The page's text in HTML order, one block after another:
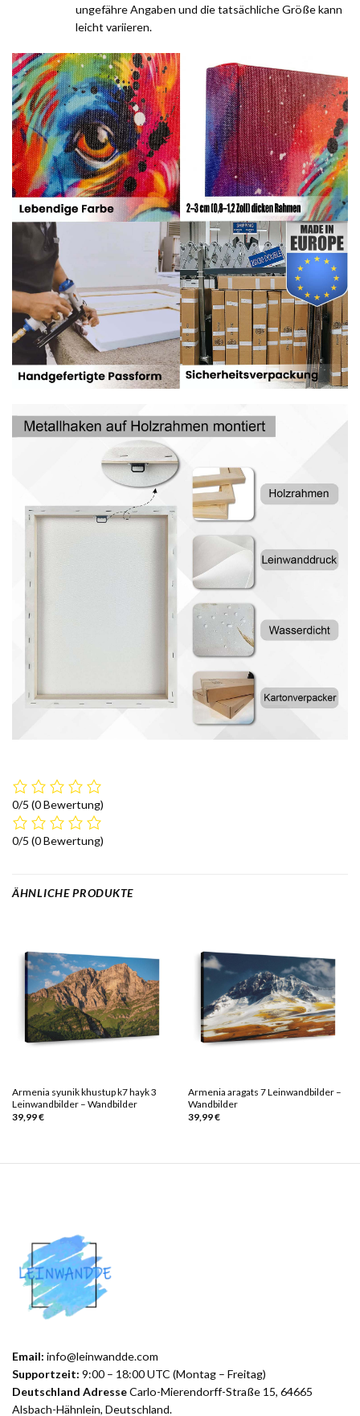
ungefähre Angaben und die tatsächliche Größe kann
leicht variieren.
0/5 (0 Bewertung)
0/5 (0 Bewertung)
ÄHNLICHE PRODUKTE
Armenia syunik khustup k7 hayk 3
Leinwandbilder – Wandbilder
39,99€
Armenia aragats 7 Leinwandbilder –
Wandbilder
39,99€
Email: info@leinwandde.com
Supportzeit: 9:00 – 18:00 UTC (Montag – Freitag)
Deutschland AdresseCarlo-Mierendorff-Straße 15, 64665
Alsbach-Hähnlein, Deutschland.